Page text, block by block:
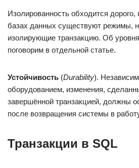
Изолированность обходится
базах данных существуют режимы,
изолирующие транзакцию. Об
поговорим в отдельной статье.
Устойчивость (Durability).
оборудованием, изменения,
завершённой транзакцией, должны
после возвращения системы в
Транзакции в SQL